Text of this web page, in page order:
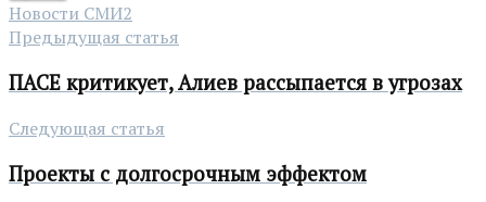
Новости СМИ2
Предыдущая статья
ПАСЕ критикует, Алиев рассыпается в угрозах
Следующая статья
Проекты с долгосрочным эффектом